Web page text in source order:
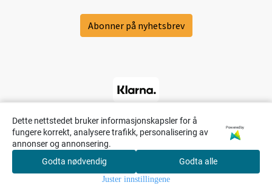
Dette nettstedet bruker informasjonskapsler for å
fungere korrekt, analysere trafikk, personalisering av
annonser og annonsering.
Powered by
Godta nødvendig Godta alle
Juster innstillingene
Abonner på nyhetsbrev